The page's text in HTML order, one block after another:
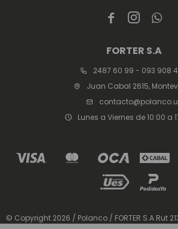
  
FORTER S.A
2487 60 99 - 093 908
Juan Cabal 2615,
Lunes a Viernes de 10:00 a
© Copyright 2026 / Polanco / FORTER S.A Rut